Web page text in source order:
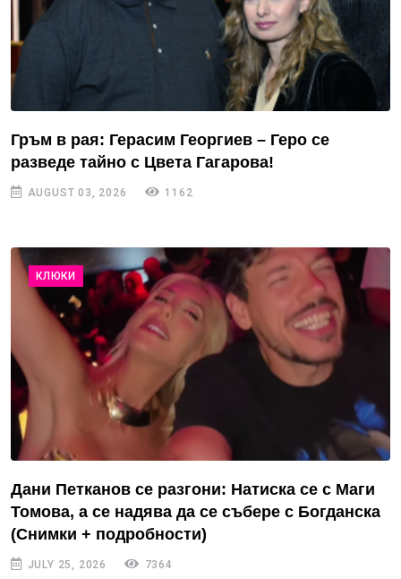
Гръм в рая: Герасим Георгиев – Геро се
разведе тайно с Цвета Гагарова!
AUGUST 03, 2026 1162
КЛЮКИ
Дани Петканов се разгони: Натиска се с Маги
Томова, а се надява да се събере с Богданска
(Снимки + подробности)
JULY 25, 2026 7364